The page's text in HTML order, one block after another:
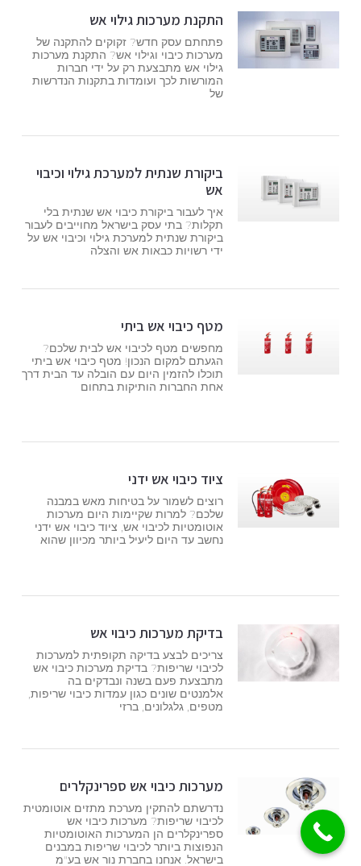
התקנת מערכות גילוי אש
פתחתם עסק חדש? זקוקים להתקנה של
מערכות כיבוי וגילוי אש? התקנת מערכות
גילוי אש מתבצעת רק על ידי חברות
המורשות לכך ועומדות בתקנות הנדרשות
של
ביקורת שנתית למערכת גילוי וכיבוי
אש
איך לעבור ביקורת כיבוי אש שנתית בלי
תקלות? בתי עסק בישראל מחוייבים לעבור
ביקורת שנתית למערכת גילוי וכיבוי אש על
ידי רשויות כבאות אש והצלה
מטף כיבוי אש ביתי
מחפשים מטף לכיבוי אש לבית שלכם?
הגעתם למקום הנכון! מטף כיבוי אש ביתי
תוכלו להזמין היום עם הובלה עד הבית דרך
אחת החברות הותיקות בתחום
ציוד כיבוי אש ידני
רוצים לשמור על בטיחות מאש במבנה
שלכם? למרות שקיימות היום מערכות
אוטומטיות לכיבוי אש, ציוד כיבוי אש ידני
נחשב עד היום ליעיל ביותר מכיוון שהוא
בדיקת מערכות כיבוי אש
צריכים לבצע בדיקה תקופתית למערכות
לכיבוי שריפות? בדיקת מערכות כיבוי אש
מתבצעת פעם בשנה ונבדקים בה
אלמנטים שונים כגון עמדות כיבוי שריפות,
מטפים, גלגלונים, ברזי
מערכות כיבוי אש ספרינקלרים
נדרשתם להתקין מערכת מתזים אוטומטית
לכיבוי שריפות? מערכות כיבוי אש
ספרינקלרים הן המערכות האוטומטיות
הנפוצות ביותר לכיבוי שריפות במבנים
בישראל. אנחנו בחברת נור אש בע"מ